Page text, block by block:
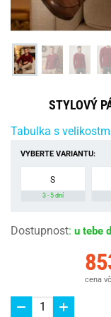
STYLOVÝ
Tabulka s
VYBERTE VARIANTU:
S
3 - 5 dní
Dostupnost: u tebe
cena